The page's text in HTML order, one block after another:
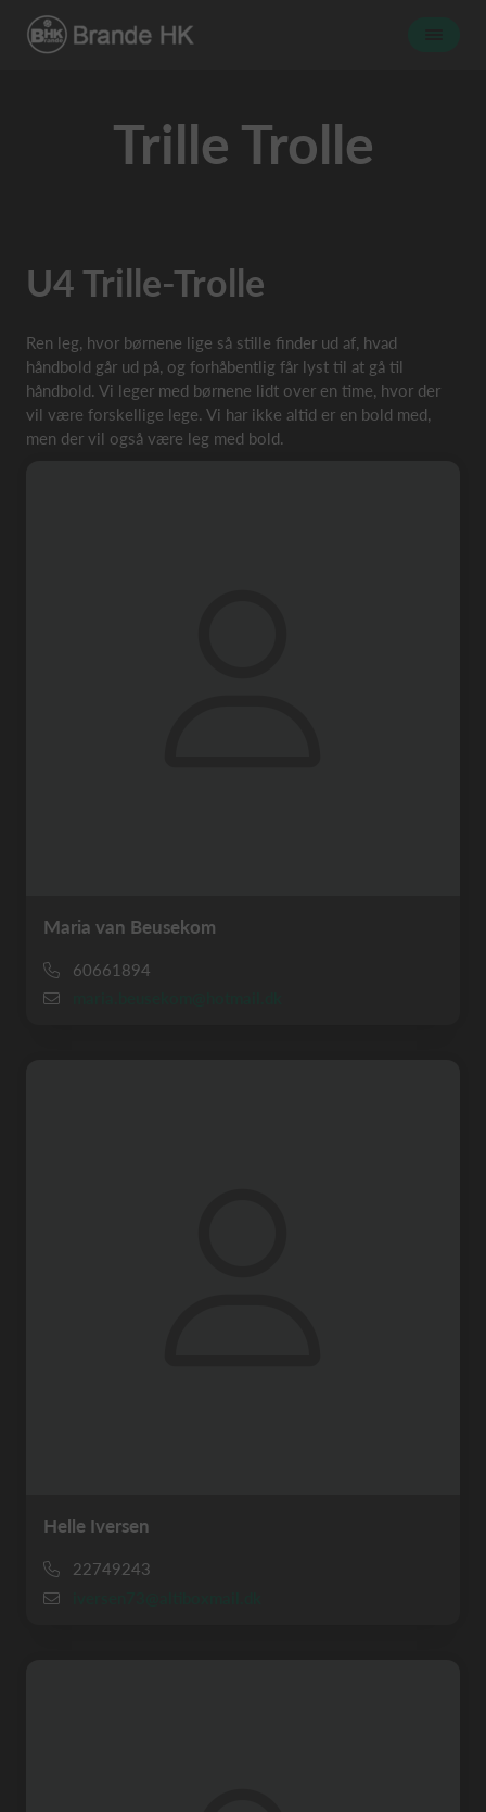
Trille Trolle
U4 Trille-Trolle
Ren leg, hvor børnene lige så stille finder ud af, hvad
håndbold går ud på, og forhåbentlig får lyst til at gå til
håndbold. Vi leger med børnene lidt over en time, hvor der
vil være forskellige lege. Vi har ikke altid er en bold med,
men der vil også være leg med bold.
Maria van Beusekom
60661894
Helle Iversen
22749243